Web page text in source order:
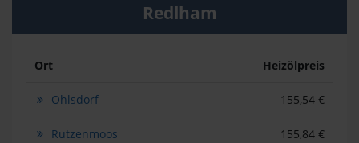
Redlham
Ort Heizölpreis
Ohlsdorf 155,54 €
Rutzenmoos 155,84 €